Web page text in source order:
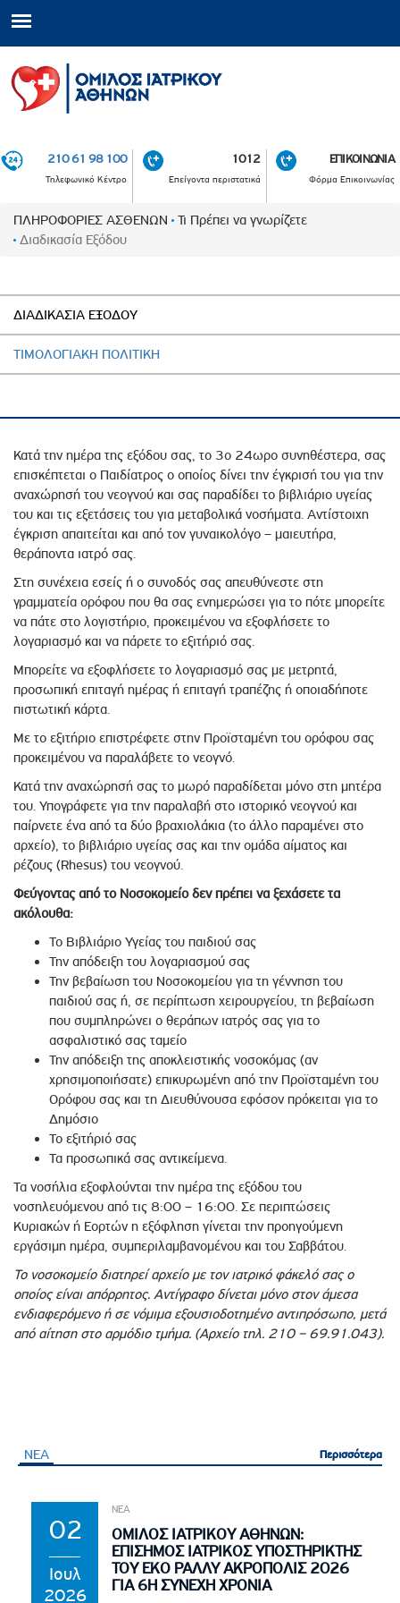
210 61 98 100
Τηλεφωνικό Κέντρο
1012
Επείγοντα περιστατικά
ΕΠΙΚΟΙΝΩΝΙΑ
Φόρμα Επικοινωνίας
ΠΛΗΡΟΦΟΡΙΕΣ ΑΣΘΕΝΩΝ
Τι Πρέπει να γνωρίζετε
Διαδικασία Εξόδου
ΔΙΑΔΙΚΑΣΙΑ ΕΞΟΔΟΥ
ΤΙΜΟΛΟΓΙΑΚΗ ΠΟΛΙΤΙΚΗ
Κατά την ημέρα της εξόδου σας, το 3ο 24ωρο συνηθέστερα, σας
επισκέπτεται ο Παιδίατρος ο οποίος δίνει την έγκρισή του για την
αναχώρησή του νεογνού και σας παραδίδει το βιβλιάριο υγείας
του και τις εξετάσεις του για μεταβολικά νοσήματα. Αντίστοιχη
έγκριση απαιτείται και από τον γυναικολόγο – μαιευτήρα,
θεράποντα ιατρό σας.
Στη συνέχεια εσείς ή ο συνοδός σας απευθύνεστε στη
γραμματεία ορόφου που θα σας ενημερώσει για το πότε μπορείτε
να πάτε στο λογιστήριο, προκειμένου να εξοφλήσετε το
λογαριασμό και να πάρετε το εξιτήριό σας.
Μπορείτε να εξοφλήσετε το λογαριασμό σας με μετρητά,
προσωπική επιταγή ημέρας ή επιταγή τραπέζης ή οποιαδήποτε
πιστωτική κάρτα.
Με το εξιτήριο επιστρέφετε στην Προϊσταμένη του ορόφου σας
προκειμένου να παραλάβετε το νεογνό.
Κατά την αναχώρησή σας το μωρό παραδίδεται μόνο στη μητέρα
του. Υπογράφετε για την παραλαβή στο ιστορικό νεογνού και
παίρνετε ένα από τα δύο βραχιολάκια (το άλλο παραμένει στο
αρχείο), το βιβλιάριο υγείας σας και την ομάδα αίματος και
ρέζους (Rhesus) του νεογνού.
Φεύγοντας από το Νοσοκομείο δεν πρέπει να ξεχάσετε τα
ακόλουθα:
Το Βιβλιάριο Υγείας του παιδιού σας
Την απόδειξη του λογαριασμού σας
Την βεβαίωση του Νοσοκομείου για τη γέννηση του
παιδιού σας ή, σε περίπτωση χειρουργείου, τη βεβαίωση
που συμπληρώνει ο θεράπων ιατρός σας για το
ασφαλιστικό σας ταμείο
Την απόδειξη της αποκλειστικής νοσοκόμας (αν
χρησιμοποιήσατε) επικυρωμένη από την Προϊσταμένη του
Ορόφου σας και τη Διευθύνουσα εφόσον πρόκειται για το
Δημόσιο
Το εξιτήριό σας
Τα προσωπικά σας αντικείμενα.
Τα νοσήλια εξοφλούνται την ημέρα της εξόδου του
νοσηλευόμενου από τις 8:00 – 16:00. Σε περιπτώσεις
Κυριακών ή Εορτών η εξόφληση γίνεται την προηγούμενη
εργάσιμη ημέρα, συμπεριλαμβανομένου και του Σαββάτου.
Το νοσοκομείο διατηρεί αρχείο με τον ιατρικό φάκελό σας ο
οποίος είναι απόρρητος. Αντίγραφο δίνεται μόνο στον άμεσα
ενδιαφερόμενο ή σε νόμιμα εξουσιοδοτημένο αντιπρόσωπο, μετά
από αίτηση στο αρμόδιο τμήμα. (Αρχείο τηλ. 210 – 69.91.043).
ΝΕΑ Περισσότερα
Περισσότερα
02
Ιουλ
2026
ΝΕΑ
ΟΜΙΛΟΣ ΙΑΤΡΙΚΟΥ ΑΘΗΝΩΝ:
ΕΠΙΣΗΜΟΣ ΙΑΤΡΙΚΟΣ ΥΠΟΣΤΗΡΙΚΤΗΣ
ΤΟΥ EKO ΡΑΛΛΥ ΑΚΡΟΠΟΛΙΣ 2026
ΓΙΑ 6Η ΣΥΝΕΧΗ ΧΡΟΝΙΑ